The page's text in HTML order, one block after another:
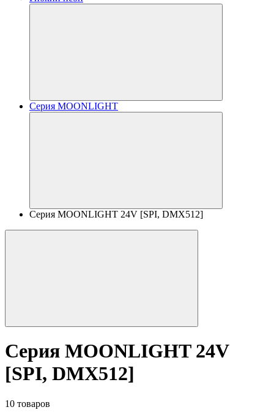
Серия MOONLIGHT
Серия MOONLIGHT 24V [SPI, DMX512]
Серия MOONLIGHT 24V
[SPI, DMX512]
10 товаров